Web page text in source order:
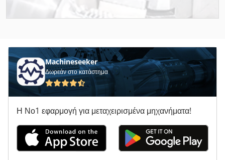
Prinzing
Siegmund
Weiler
Weiler E 110
Weiler Primus
Weiler Primus 2 Cnc
Machineseeker
Δωρεάν στο κατάστημα
Η Νο1 εφαρμογή για μεταχειρισμένα μηχανήματα!